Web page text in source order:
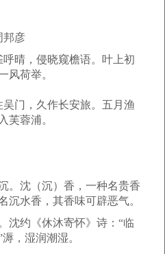
彦
晴，侵晓窥檐语。叶上初
风荷举。
门，久作长安旅。五月渔
芙蓉浦。
沈（沉）香，一种名贵香
沉水香，其香味可辟恶气。
约《休沐寄怀》诗：“临
，湿润潮湿。